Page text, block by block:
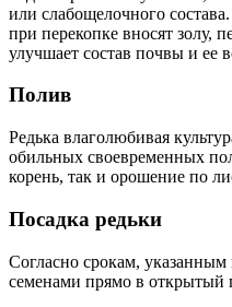
или слабощелочного
при перекопке вносят золу,
улучшает состав почвы и ее
Полив
Редька влаголюбивая
обильных своевременных
корень, так и орошение по
Посадка редьки
Согласно срокам, указанным
семенами прямо в открытый